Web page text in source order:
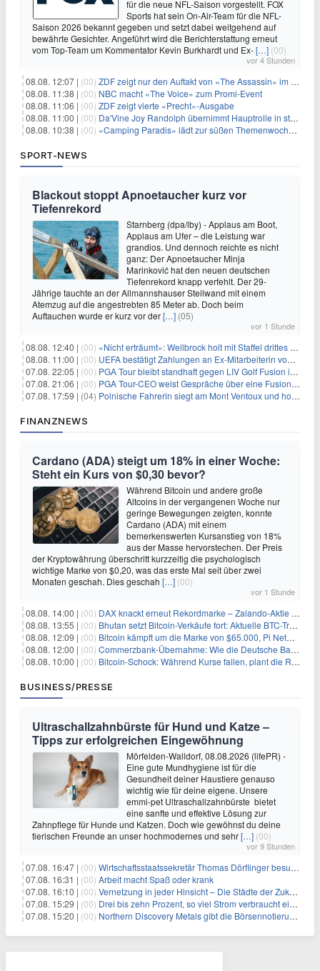
für die neue NFL-Saison vorgestellt. FOX
Sports hat sein On-Air-Team für die NFL-
Saison 2026 bekannt gegeben und setzt dabei weitgehend auf
bewährte Gesichter. Angeführt wird die Berichterstattung erneut
vom Top-Team um Kommentator Kevin Burkhardt und Ex-[…] (00)
vor 4 Stunden
08.08. 12:07 | (00) ZDF zeigt nur den Auftakt von «The Assassin» im Fernsehen
08.08. 11:38 | (00) NBC macht «The Voice» zum Promi-Event
08.08. 11:06 | (00) ZDF zeigt vierte «Precht»-Ausgabe
08.08. 11:00 | (00) Da'Vine Joy Randolph übernimmt Hauptrolle in starbesetzter schwarzer Komödie
08.08. 10:38 | (00) «Camping Paradis» lädt zur süßen Themenwoche ein
SPORT-NEWS
Blackout stoppt Apnoetaucher kurz vor
Tiefenrekord
Starnberg (dpa/lby) - Applaus am Boot,
Applaus am Ufer – die Leistung war
grandios. Und dennoch reichte es nicht
ganz: Der Apnoetaucher Minja
Marinković hat den neuen deutschen
Tiefenrekord knapp verfehlt. Der 29-
Jährige tauchte an der Allmannshauser Steilwand mit einem
Atemzug auf die angestrebten 85 Meter ab. Doch beim
Auftauchen wurde er kurz vor der[…] (05)
vor 1 Stunde
08.08. 12:40 | (00) «Nicht erträumt»: Wellbrock holt mit Staffel drittes EM-Gold
08.08. 11:00 | (00) UEFA bestätigt Zahlungen an Ex-Mitarbeiterin von Infantino
07.08. 22:05 | (00) PGA Tour bleibt standhaft gegen LIV Golf Fusion in einem sich wandelnden Sportumfeld
07.08. 21:06 | (00) PGA Tour-CEO weist Gespräche über eine Fusion mit LIV Golf zurück und bekräftigt die Wettbewerbslandschaft
07.08. 17:59 | (04) Polnische Fahrerin siegt am Mont Ventoux und holt Tour-Gelb
FINANZNEWS
Cardano (ADA) steigt um 18% in einer Woche:
Steht ein Kurs von $0,30 bevor?
Während Bitcoin und andere große
Altcoins in der vergangenen Woche nur
geringe Bewegungen zeigten, konnte
Cardano (ADA) mit einem
bemerkenswerten Kursanstieg von 18%
aus der Masse hervorstechen. Der Preis
der Kryptowährung überschritt kurzzeitig die psychologisch
wichtige Marke von $0,20, was das erste Mal seit über zwei
Monaten geschah. Dies geschah […] (00)
vor 1 Stunde
08.08. 14:00 | (00) DAX knackt erneut Rekordmarke – Zalando-Aktie crasht nach Quartalszahlen
08.08. 13:55 | (00) Bhutan setzt Bitcoin-Verkäufe fort: Aktuelle BTC-Transaktionen
08.08. 12:09 | (00) Bitcoin kämpft um die Marke von $65.000, Pi Network gewinnt an Unterstützung
08.08. 12:00 | (00) Commerzbank-Übernahme: Wie die Deutsche Bank im Schatten zum großen Gewinner wird
08.08. 10:00 | (00) Bitcoin-Schock: Während Kurse fallen, plant die Regierung die Steuer-Bombe
BUSINESS/PRESSE
Ultraschallzahnbürste für Hund und Katze –
Tipps zur erfolgreichen Eingewöhnung
Mörfelden-Walldorf, 08.08.2026 (lifePR) -
Eine gute Mundhygiene ist für die
Gesundheit deiner Haustiere genauso
wichtig wie für deine eigene. Unsere
emmi-pet Ultraschallzahnbürste bietet
eine sanfte und effektive Lösung zur
Zahnpflege für Hunde und Katzen. Doch wie gewöhnst du deine
tierischen Freunde an unser hochmodernes und sehr[…] (00)
vor 9 Stunden
07.08. 16:47 | (00) Wirtschaftsstaatssekretär Thomas Dörflinger besucht Handwerksbetrieb im Kammerbezirk Freiburg
07.08. 16:31 | (00) Arbeit macht Spaß oder krank
07.08. 16:10 | (00) Vernetzung in jeder Hinsicht – Die Städte der Zukunft sind grün-blau
07.08. 15:29 | (00) Drei bis zehn Prozent, so viel Strom verbraucht ein Aufzug im Gebäude
07.08. 15:20 | (00) Northern Discovery Metals gibt die Börsennotierung an der Frankfurter Wertpapierbörse bekannt